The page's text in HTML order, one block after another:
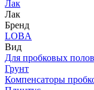
Лак
Лак
Бренд
LOBA
Вид
Для пробковых полов
Грунт
Компенсаторы